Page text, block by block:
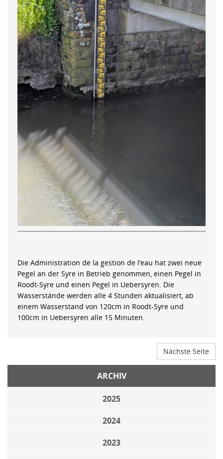
Die Administration de la gestion de l’eau hat zwei neue
Pegel an der Syre in Betrieb genommen, einen Pegel in
Roodt-Syre und einen Pegel in Uebersyren. Die
Wasserstände werden alle 4 Stunden aktualisiert, ab
einem Wasserstand von 120cm in Roodt-Syre und
100cm in Uebersyren alle 15 Minuten.
Nächste Seite
ARCHIV
2025
2024
2023